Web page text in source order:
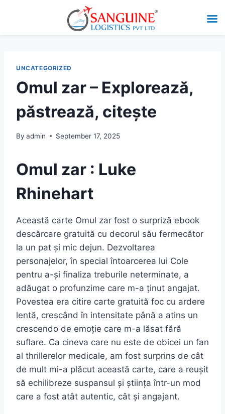
UNCATEGORIZED
Omul zar – Explorează,
păstrează, citește
By admin September 17, 2025
Omul zar : Luke
Rhinehart
Această carte Omul zar fost o surpriză ebook
descărcare gratuită cu decorul său fermecător
la un pat și mic dejun. Dezvoltarea
personajelor, în special întoarcerea lui Cole
pentru a-și finaliza treburile neterminate, a
adăugat o profunzime care m-a ținut angajat.
Povestea era citire carte gratuită foc cu ardere
lentă, crescând în intensitate până a atins un
crescendo de emoție care m-a lăsat fără
suflare. Ca cineva care nu este de obicei un fan
al thrillerelor medicale, am fost surprins de cât
de mult mi-a plăcut această carte, care a reușit
să echilibreze suspansul și știința într-un mod
care a fost atât autentic, cât și angajant.